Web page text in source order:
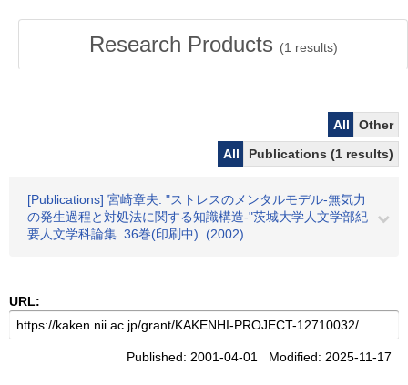
Research Products (1 results)
All
Other
All
Publications (1 results)
[Publications] 宮崎章夫: "ストレスのメンタルモデル-無気力
の発生過程と対処法に関する知識構造-"茨城大学人文学部紀
要人文学科論集. 36巻(印刷中). (2002)
URL:
Published: 2001-04-01 Modified: 2025-11-17